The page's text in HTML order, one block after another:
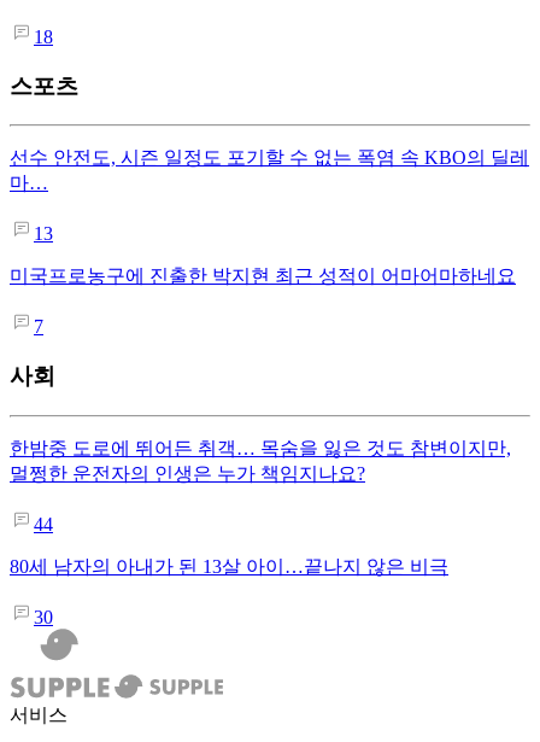
18
스포츠
선수 안전도, 시즌 일정도 포기할 수 없는 폭염 속 KBO의 딜레
마…
13
미국프로농구에 진출한 박지현 최근 성적이 어마어마하네요
7
사회
한밤중 도로에 뛰어든 취객… 목숨을 잃은 것도 참변이지만,
멀쩡한 운전자의 인생은 누가 책임지나요?
44
80세 남자의 아내가 된 13살 아이…끝나지 않은 비극
30
서비스